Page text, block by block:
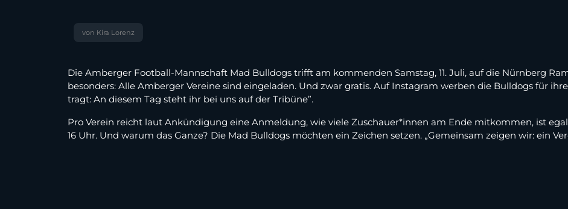
von Kira Lorenz
Die Amberger Football-Mannschaft Mad Bulldogs trifft am kommenden Samstag, 11. Juli, auf die Nürnberg
besonders: Alle Amberger Vereine sind eingeladen. Und zwar gratis. Auf Instagram werben die Bulldogs für
tragt: An diesem Tag steht ihr bei uns auf der Tribüne”.
Pro Verein reicht laut Ankündigung eine Anmeldung, wie viele Zuschauer*innen am Ende mitkommen, ist
16 Uhr. Und warum das Ganze? Die Mad Bulldogs möchten ein Zeichen setzen. „Gemeinsam zeigen wir: ein